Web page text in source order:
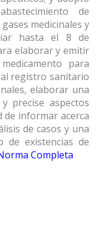
de
medicinales y
hasta el 8 de
elaborar y emitir
para
registro sanitario
elaborar una
precise aspectos
de informar acerca
de casos y una
de existencias de
Completa